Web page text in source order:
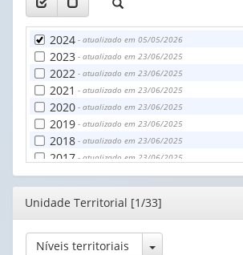
2024 - atualizado em 05/05/2026
2023 - atualizado em 23/06/2025
2022 - atualizado em 23/06/2025
2021 - atualizado em 23/06/2025
2020 - atualizado em 23/06/2025
2019 - atualizado em 23/06/2025
2018 - atualizado em 23/06/2025
2017 - atualizado em 23/06/2025
2016- atualizado em 23/06/2025
2015
Editor
Unidade Territorial [1/33]
Níveis territoriais Toggle Dropdown